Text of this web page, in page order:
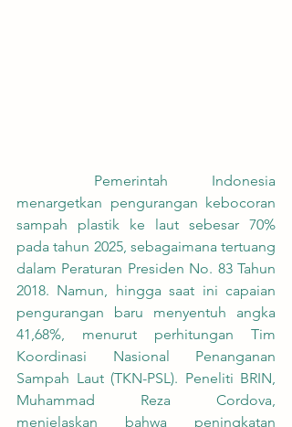
menargetkan pengurangan kebocoran
sampah plastik ke laut sebesar 70%
pada tahun 2025, sebagaimana tertuang
dalam Peraturan Presiden No. 83 Tahun
2018. Namun, hingga saat ini capaian
pengurangan baru menyentuh angka
41,68%, menurut perhitungan Tim
Koordinasi Nasional Penanganan
Sampah Laut (TKN-PSL). Peneliti BRIN,
Muhammad Reza Cordova,
menjelaskan bahwa peningkatan